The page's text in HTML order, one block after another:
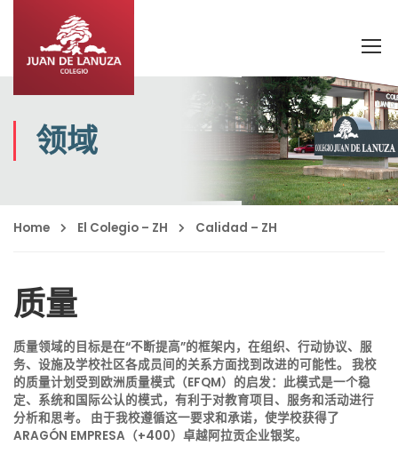
领域
Home El Colegio – ZH Calidad – ZH
质量
质量领域的目标是在“不断提高”的框架内，在组织、行动协议、服
务、设施及学校社区各成员间的关系方面找到改进的可能性。 我校
的质量计划受到欧洲质量模式（EFQM）的启发：此模式是一个稳
定、系统和国际公认的模式，有利于对教育项目、服务和活动进行
分析和思考。 由于我校遵循这一要求和承诺，使学校获得了
ARAGÓN EMPRESA（+400）卓越阿拉贡企业银奖。